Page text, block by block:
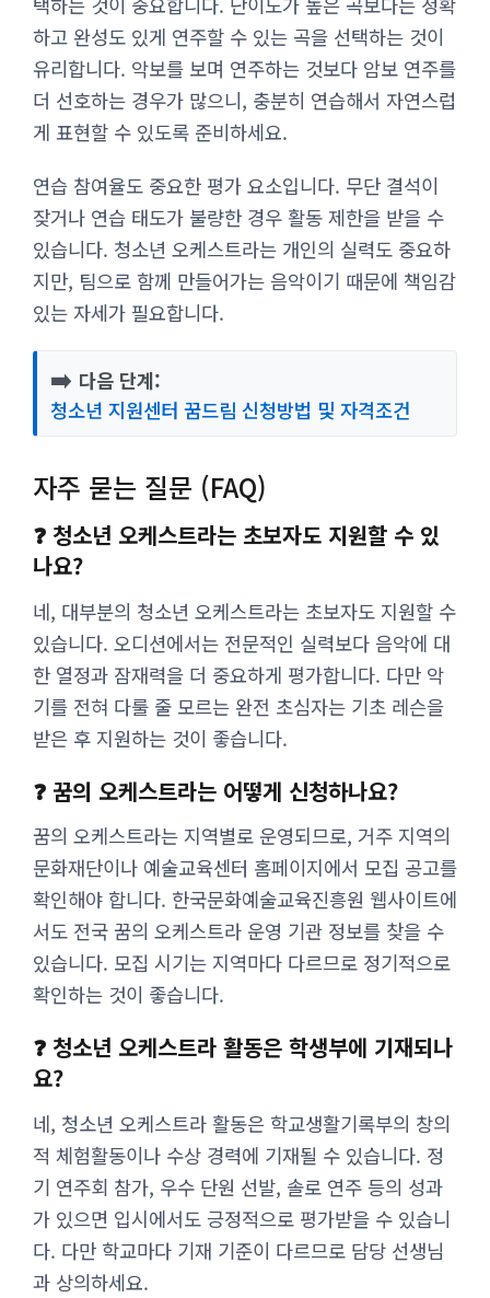
하고 완성도 있게 연주할 수 있는 곡을 선택하는 것이
유리합니다. 악보를 보며 연주하는 것보다 암보 연주를
더 선호하는 경우가 많으니, 충분히 연습해서 자연스럽
게 표현할 수 있도록 준비하세요.
연습 참여율도 중요한 평가 요소입니다. 무단 결석이
잦거나 연습 태도가 불량한 경우 활동 제한을 받을 수
있습니다. 청소년 오케스트라는 개인의 실력도 중요하
지만, 팀으로 함께 만들어가는 음악이기 때문에 책임감
있는 자세가 필요합니다.
➡️ 다음 단계:
청소년 지원센터 꿈드림 신청방법 및 자격조건
자주 묻는 질문 (FAQ)
❓ 청소년 오케스트라는 초보자도 지원할 수 있
나요?
네, 대부분의 청소년 오케스트라는 초보자도 지원할 수
있습니다. 오디션에서는 전문적인 실력보다 음악에 대
한 열정과 잠재력을 더 중요하게 평가합니다. 다만 악
기를 전혀 다룰 줄 모르는 완전 초심자는 기초 레슨을
받은 후 지원하는 것이 좋습니다.
❓ 꿈의 오케스트라는 어떻게 신청하나요?
꿈의 오케스트라는 지역별로 운영되므로, 거주 지역의
문화재단이나 예술교육센터 홈페이지에서 모집 공고를
확인해야 합니다. 한국문화예술교육진흥원 웹사이트에
서도 전국 꿈의 오케스트라 운영 기관 정보를 찾을 수
있습니다. 모집 시기는 지역마다 다르므로 정기적으로
확인하는 것이 좋습니다.
❓ 청소년 오케스트라 활동은 학생부에 기재되나
요?
네, 청소년 오케스트라 활동은 학교생활기록부의 창의
적 체험활동이나 수상 경력에 기재될 수 있습니다. 정
기 연주회 참가, 우수 단원 선발, 솔로 연주 등의 성과
가 있으면 입시에서도 긍정적으로 평가받을 수 있습니
다. 다만 학교마다 기재 기준이 다르므로 담당 선생님
과 상의하세요.